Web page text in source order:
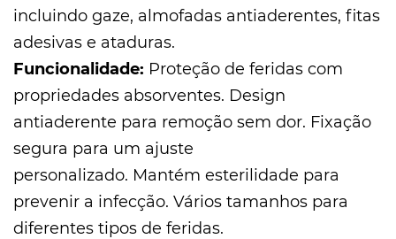
incluindo gaze, almofadas antiaderentes, fitas
adesivas e ataduras.
Funcionalidade: Proteção de feridas com
propriedades absorventes. Design
antiaderente para remoção sem dor. Fixação
segura para um ajuste
personalizado. Mantém esterilidade para
prevenir a infecção. Vários tamanhos para
diferentes tipos de feridas.